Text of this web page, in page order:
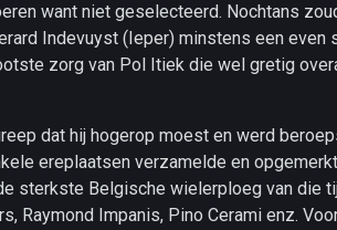
want niet geselecteerd. Nochtans
Indevuyst (Ieper) minstens een
zorg van Pol Itiek die wel gretig
dat hij hogerop moest en werd
ereplaatsen verzamelde en
sterkste Belgische wielerploeg van die
Raymond Impanis, Pino Cerami enz.